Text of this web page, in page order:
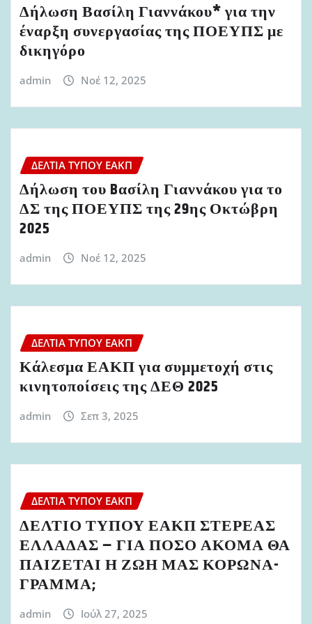
Δήλωση Βασίλη Γιαννάκου* για την
έναρξη συνεργασίας της ΠΟΕΥΠΣ με
δικηγόρο
admin Νοέ 12, 2025
ΔΕΛΤΊΑ ΤΎΠΟΥ ΕΑΚΠ
Δήλωση του Bασίλη Γιαννάκου για το
ΔΣ της ΠΟΕΥΠΣ της 29ης Οκτώβρη
2025
admin Νοέ 12, 2025
ΔΕΛΤΊΑ ΤΎΠΟΥ ΕΑΚΠ
Κάλεσμα ΕΑΚΠ για συμμετοχή στις
κινητοποίσεις της ΔΕΘ 2025
admin Σεπ 3, 2025
ΔΕΛΤΊΑ ΤΎΠΟΥ ΕΑΚΠ
ΔΕΛΤΙΟ ΤΥΠΟΥ ΕΑΚΠ ΣΤΕΡΕΑΣ
ΕΛΛΑΔΑΣ – ΓΙΑ ΠΟΣΟ ΑΚΟΜΑ ΘΑ
ΠΑΙΖΕΤΑΙ Η ΖΩΗ ΜΑΣ ΚΟΡΩΝΑ-
ΓΡΑΜΜΑ;
admin Ιούλ 27, 2025